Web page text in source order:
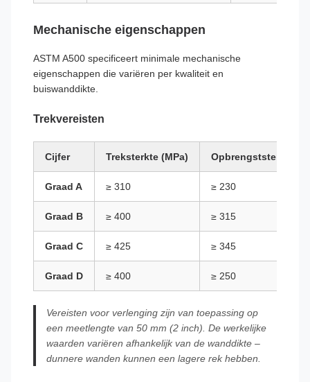
Mechanische eigenschappen
ASTM A500 specificeert minimale mechanische
eigenschappen die variëren per kwaliteit en
buiswanddikte.
Trekvereisten
Cijfer Treksterkte (MPa) Opbrengststerkte
Graad A ≥ 310 ≥ 230
Graad B ≥ 400 ≥ 315
Graad C ≥ 425 ≥ 345
Graad D ≥ 400 ≥ 250
Vereisten voor verlenging zijn van toepassing op
een meetlengte van 50 mm (2 inch). De werkelijke
waarden variëren afhankelijk van de wanddikte –
dunnere wanden kunnen een lagere rek hebben.